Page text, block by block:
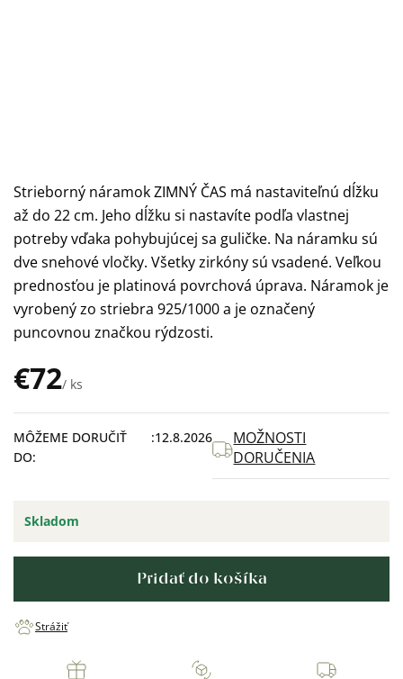
€72/ ks
Jednotková
cena:
Skladom
MÔŽEME DORUČIŤ
DO:
12.8.2026
MOŽNOSTI
DORUČENIA
Pridať do košíka
Strieborný náramok ZIMNÝ ČAS má nastaviteľnú dĺžku
až do 22 cm. Jeho dĺžku si nastavíte podľa vlastnej
potreby vďaka pohybujúcej sa guličke. Na náramku sú
dve snehové vločky. Všetky zirkóny sú vsadené. Veľkou
prednosťou je platinová povrchová úprava. Náramok je
vyrobený zo striebra 925/1000 a je označený
puncovnou značkou rýdzosti.
Strážiť